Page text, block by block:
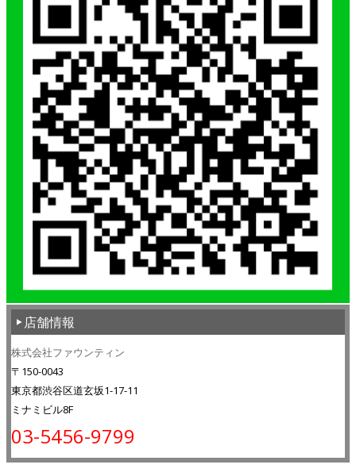
店舗情報
株式会社ファウンティン
〒150-0043
東京都渋谷区道玄坂1-17-11
ミナミビル8F
03-5456-9799